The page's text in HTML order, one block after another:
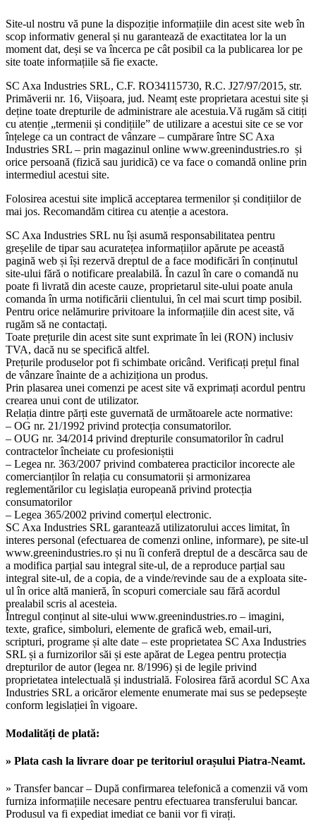
Site-ul nostru vă pune la dispoziție informațiile din acest site web în
scop informativ general și nu garantează de exactitatea lor la un
moment dat, deși se va încerca pe cât posibil ca la publicarea lor pe
site toate informațiile să fie exacte.
SC Axa Industries SRL, C.F. RO34115730, R.C. J27/97/2015, str.
Primăverii nr. 16, Viișoara, jud. Neamț este proprietara acestui site și
deține toate drepturile de administrare ale acestuia.Vă rugăm să citiți
cu atenție „termenii și condițiile” de utilizare a acestui site ce se vor
înțelege ca un contract de vânzare – cumpărare între SC Axa
Industries SRL – prin magazinul online www.greenindustries.ro și
orice persoană (fizică sau juridică) ce va face o comandă online prin
intermediul acestui site.
Folosirea acestui site implică acceptarea termenilor și condițiilor de
mai jos. Recomandăm citirea cu atenție a acestora.
SC Axa Industries SRL nu își asumă responsabilitatea pentru
greșelile de tipar sau acuratețea informațiilor apărute pe această
pagină web și își rezervă dreptul de a face modificări în conținutul
site-ului fără o notificare prealabilă. În cazul în care o comandă nu
poate fi livrată din aceste cauze, proprietarul site-ului poate anula
comanda în urma notificării clientului, în cel mai scurt timp posibil.
Pentru orice nelămurire privitoare la informațiile din acest site, vă
rugăm să ne contactați.
Toate prețurile din acest site sunt exprimate în lei (RON) inclusiv
TVA, dacă nu se specifică altfel.
Prețurile produselor pot fi schimbate oricând. Verificați prețul final
de vânzare înainte de a achiziționa un produs.
Prin plasarea unei comenzi pe acest site vă exprimați acordul pentru
crearea unui cont de utilizator.
Relația dintre părți este guvernată de următoarele acte normative:
– OG nr. 21/1992 privind protecția consumatorilor.
– OUG nr. 34/2014 privind drepturile consumatorilor în cadrul
contractelor încheiate cu profesioniștii
– Legea nr. 363/2007 privind combaterea practicilor incorecte ale
comercianților în relația cu consumatorii și armonizarea
reglementărilor cu legislația europeană privind protecția
consumatorilor
– Legea 365/2002 privind comerțul electronic.
SC Axa Industries SRL garantează utilizatorului acces limitat, în
interes personal (efectuarea de comenzi online, informare), pe site-ul
www.greenindustries.ro și nu îi conferă dreptul de a descărca sau de
a modifica parțial sau integral site-ul, de a reproduce parțial sau
integral site-ul, de a copia, de a vinde/revinde sau de a exploata site-
ul în orice altă manieră, în scopuri comerciale sau fără acordul
prealabil scris al acesteia.
Întregul conținut al site-ului www.greenindustries.ro – imagini,
texte, grafice, simboluri, elemente de grafică web, email-uri,
scripturi, programe și alte date – este proprietatea SC Axa Industries
SRL și a furnizorilor săi și este apărat de Legea pentru protecția
drepturilor de autor (legea nr. 8/1996) și de legile privind
proprietatea intelectuală și industrială. Folosirea fără acordul SC Axa
Industries SRL a oricăror elemente enumerate mai sus se pedepsește
conform legislației în vigoare.
Modalități de plată:
» Plata cash la livrare doar pe teritoriul orașului Piatra-Neamt.
» Transfer bancar – După confirmarea telefonică a comenzii vă vom
furniza informațiile necesare pentru efectuarea transferului bancar.
Produsul va fi expediat imediat ce banii vor fi virați.